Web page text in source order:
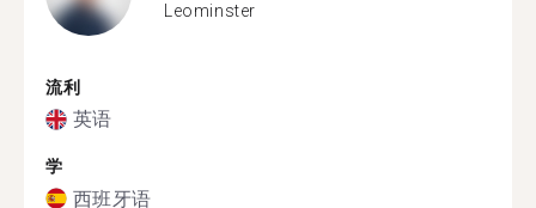
Leominster
流利
英语
学
西班牙语